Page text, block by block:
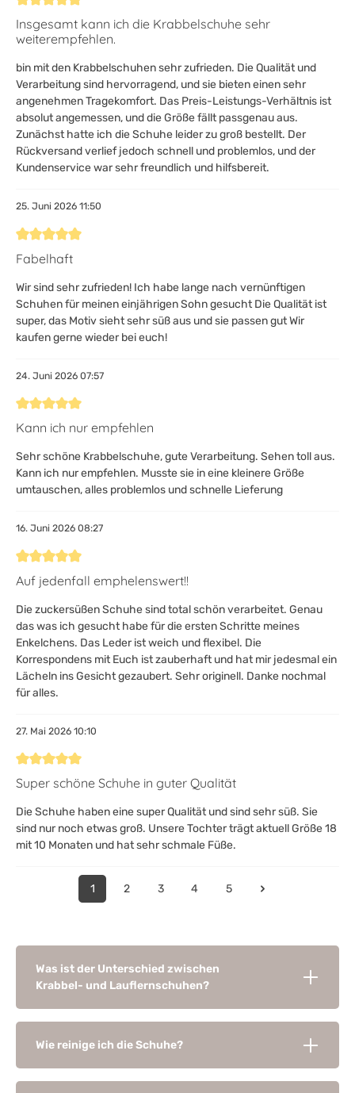
Bewertung mit 5 von 5 Sternen
Insgesamt kann ich die Krabbelschuhe sehr
weiterempfehlen.
bin mit den Krabbelschuhen sehr zufrieden. Die Qualität und
Verarbeitung sind hervorragend, und sie bieten einen sehr
angenehmen Tragekomfort. Das Preis-Leistungs-Verhältnis ist
absolut angemessen, und die Größe fällt passgenau aus.
Zunächst hatte ich die Schuhe leider zu groß bestellt. Der
Rückversand verlief jedoch schnell und problemlos, und der
Kundenservice war sehr freundlich und hilfsbereit.
25. Juni 2026 11:50
Bewertung mit 5 von 5 Sternen
Fabelhaft
Wir sind sehr zufrieden! Ich habe lange nach vernünftigen
Schuhen für meinen einjährigen Sohn gesucht Die Qualität ist
super, das Motiv sieht sehr süß aus und sie passen gut Wir
kaufen gerne wieder bei euch!
24. Juni 2026 07:57
Bewertung mit 5 von 5 Sternen
Kann ich nur empfehlen
Sehr schöne Krabbelschuhe, gute Verarbeitung. Sehen toll aus.
Kann ich nur empfehlen. Musste sie in eine kleinere Größe
umtauschen, alles problemlos und schnelle Lieferung
16. Juni 2026 08:27
Bewertung mit 5 von 5 Sternen
Auf jedenfall emphelenswert!!
Die zuckersüßen Schuhe sind total schön verarbeitet. Genau
das was ich gesucht habe für die ersten Schritte meines
Enkelchens. Das Leder ist weich und flexibel. Die
Korrespondens mit Euch ist zauberhaft und hat mir jedesmal ein
Lächeln ins Gesicht gezaubert. Sehr originell. Danke nochmal
für alles.
27. Mai 2026 10:10
Bewertung mit 5 von 5 Sternen
Super schöne Schuhe in guter Qualität
Die Schuhe haben eine super Qualität und sind sehr süß. Sie
sind nur noch etwas groß. Unsere Tochter trägt aktuell Größe 18
mit 10 Monaten und hat sehr schmale Füße.
1 2 3 4 5
Was ist der Unterschied zwischen
Krabbel- und Lauflernschuhen?
Wie reinige ich die Schuhe?